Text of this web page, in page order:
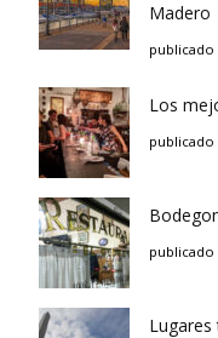
Madero
publicado
Los
publicado
publicado